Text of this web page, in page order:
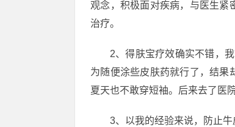
观念，积极面对疾病，与医生紧
治疗。
2、得肤宝疗效确实不错，
为随便涂些皮肤药就行了，结果
夏天也不敢穿短袖。后来去了医
3、以我的经验来说，防止